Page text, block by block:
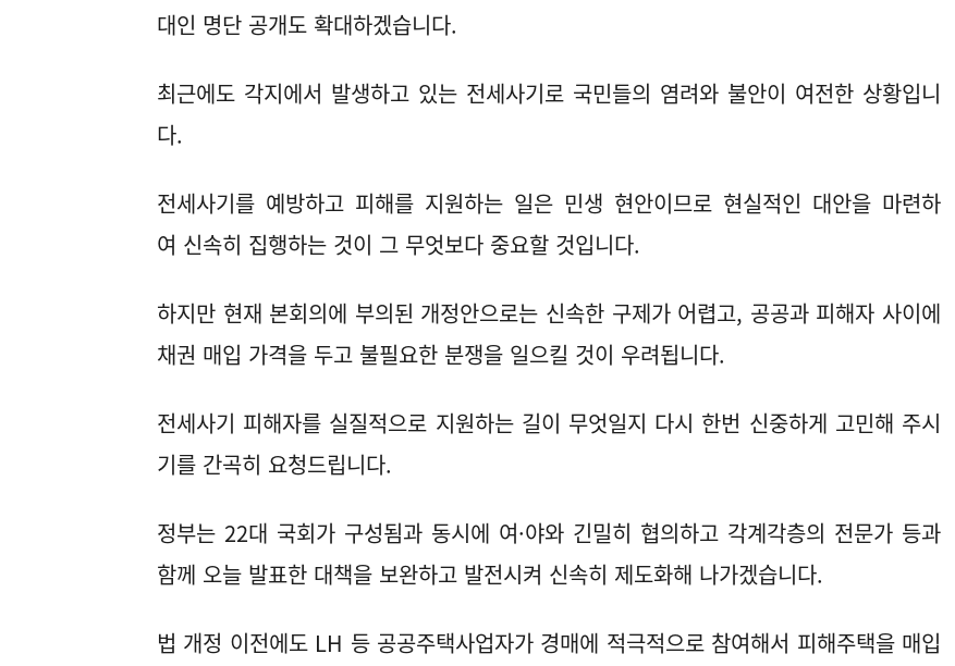
대인 명단 공개도 확대하겠습니다.
최근에도 각지에서 발생하고 있는 전세사기로 국민들의 염려와 불안이 여전한 상황입니
다.
전세사기를 예방하고 피해를 지원하는 일은 민생 현안이므로 현실적인 대안을 마련하
여 신속히 집행하는 것이 그 무엇보다 중요할 것입니다.
하지만 현재 본회의에 부의된 개정안으로는 신속한 구제가 어렵고, 공공과 피해자 사이에
채권 매입 가격을 두고 불필요한 분쟁을 일으킬 것이 우려됩니다.
전세사기 피해자를 실질적으로 지원하는 길이 무엇일지 다시 한번 신중하게 고민해 주시
기를 간곡히 요청드립니다.
정부는 22대 국회가 구성됨과 동시에 여·야와 긴밀히 협의하고 각계각층의 전문가 등과
함께 오늘 발표한 대책을 보완하고 발전시켜 신속히 제도화해 나가겠습니다.
법 개정 이전에도 LH 등 공공주택사업자가 경매에 적극적으로 참여해서 피해주택을 매입